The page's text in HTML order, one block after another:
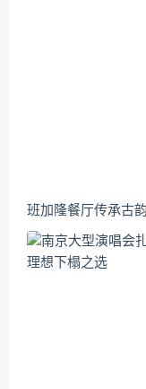
班加隆餐厅传承古